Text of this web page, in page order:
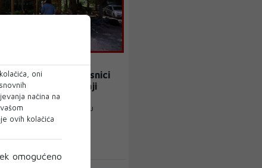
sezona na Brusnici
i novi sadržaji
sezona na području
u punom je jeku, a
oni
načina na
ovih kolačića
omogućeno